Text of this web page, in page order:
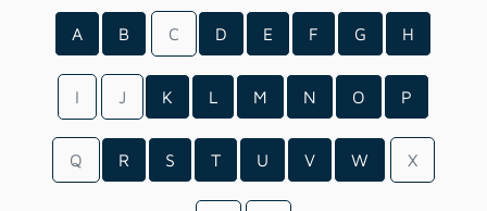
A B C D E F G H
I J K L M N O P
Q R S T U V W X